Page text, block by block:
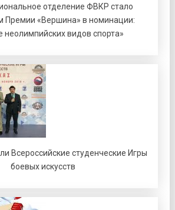
отделение ФВКР стало
Премии «Вершина» в номинации:
неолимпийских видов спорта»
Всероссийские студенческие Игры
боевых искусств